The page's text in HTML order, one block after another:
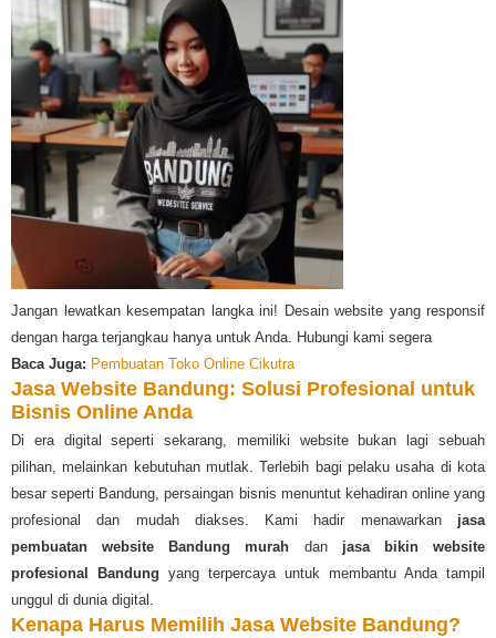
Jangan lewatkan kesempatan langka ini! Desain website yang responsif
dengan harga terjangkau hanya untuk Anda. Hubungi kami segera
Baca Juga: Pembuatan Toko Online Cikutra
Jasa Website Bandung: Solusi Profesional untuk
Bisnis Online Anda
Di era digital seperti sekarang, memiliki website bukan lagi sebuah
pilihan, melainkan kebutuhan mutlak. Terlebih bagi pelaku usaha di kota
besar seperti Bandung, persaingan bisnis menuntut kehadiran online yang
profesional dan mudah diakses. Kami hadir menawarkan jasa
pembuatan website Bandung murah dan jasa bikin website
profesional Bandung yang terpercaya untuk membantu Anda tampil
unggul di dunia digital.
Kenapa Harus Memilih Jasa Website Bandung?